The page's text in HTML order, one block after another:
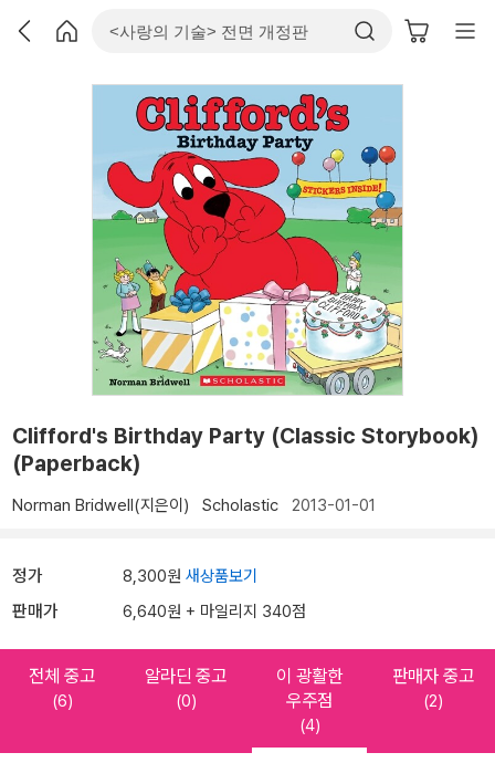
Clifford's Birthday Party (Classic Storybook)
(Paperback)
Norman Bridwell(지은이) Scholastic 2013-01-01
정가 8,300원 새상품보기
판매가 6,640원 + 마일리지 340점
전체 중고
(6)
알라딘 중고
(0)
이 광활한
우주점
(4)
판매자 중고
(2)